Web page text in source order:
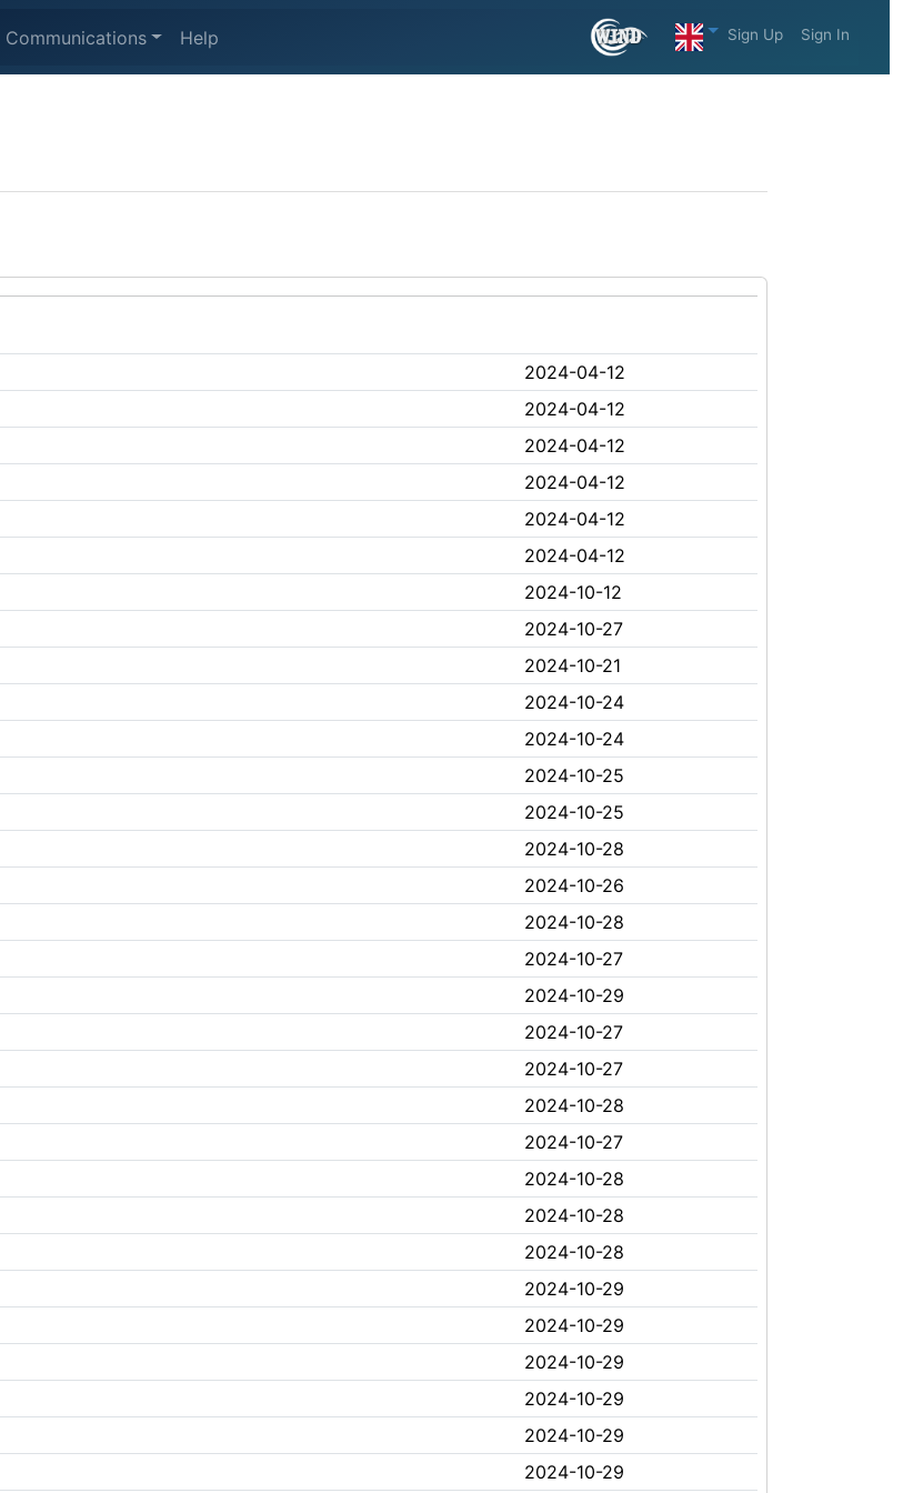
Communications Help Sign Up Sign In
2024-04-12
2024-04-12
2024-04-12
2024-04-12
2024-04-12
2024-04-12
2024-10-12
2024-10-27
2024-10-21
2024-10-24
2024-10-24
2024-10-25
2024-10-25
2024-10-28
2024-10-26
2024-10-28
2024-10-27
2024-10-29
2024-10-27
2024-10-27
2024-10-28
2024-10-27
2024-10-28
2024-10-28
2024-10-28
2024-10-29
2024-10-29
2024-10-29
2024-10-29
2024-10-29
2024-10-29